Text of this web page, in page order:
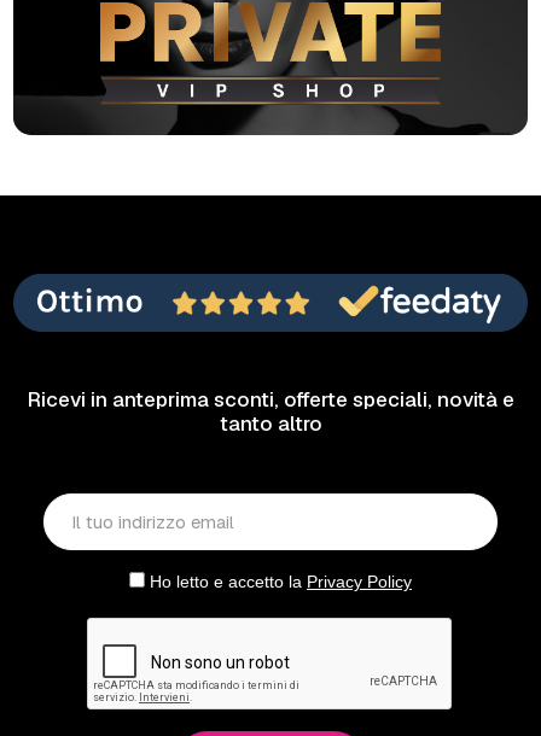
Ricevi in anteprima sconti, offerte speciali, novità e
tanto altro
Ho letto e accetto la Privacy Policy